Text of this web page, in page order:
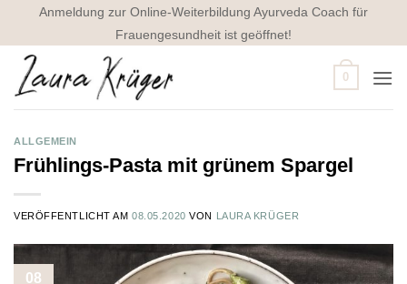
springen
Anmeldung zur Online-Weiterbildung Ayurveda Coach für
Frauengesundheit ist geöffnet!
0
ALLGEMEIN
Frühlings-Pasta mit grünem Spargel
VERÖFFENTLICHT AM08.05.2020 VON LAURA KRÜGER
08